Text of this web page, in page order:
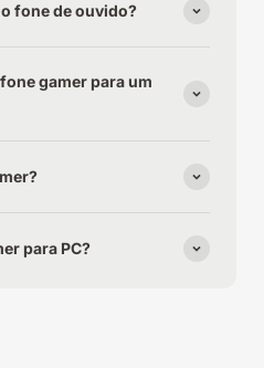
fone de ouvido?
gamer para um
para PC?